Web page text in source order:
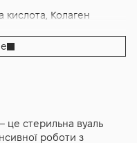
кислота, Колаген
Веганська, Без
це стерильна вуаль
роботи з